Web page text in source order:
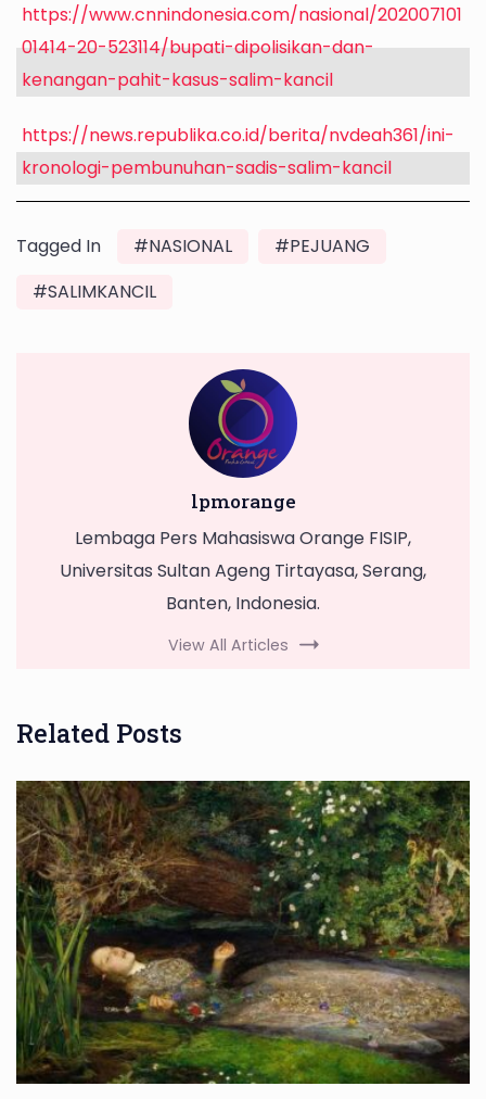
https://www.cnnindonesia.com/nasional/202007101
01414-20-523114/bupati-dipolisikan-dan-
kenangan-pahit-kasus-salim-kancil
https://news.republika.co.id/berita/nvdeah361/ini-
kronologi-pembunuhan-sadis-salim-kancil
Tagged In #NASIONAL
#PEJUANG
#SALIMKANCIL
lpmorange
Lembaga Pers Mahasiswa Orange FISIP,
Universitas Sultan Ageng Tirtayasa, Serang,
Banten, Indonesia.
View All Articles
Related Posts